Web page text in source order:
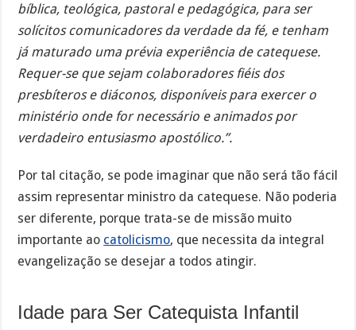
bíblica, teológica, pastoral e pedagógica, para ser
solícitos comunicadores da verdade da fé, e tenham
já maturado uma prévia experiência de catequese.
Requer-se que sejam colaboradores fiéis dos
presbíteros e diáconos, disponíveis para exercer o
ministério onde for necessário e animados por
verdadeiro entusiasmo apostólico.”.
Por tal citação, se pode imaginar que não será tão fácil
assim representar ministro da catequese. Não poderia
ser diferente, porque trata-se de missão muito
importante ao catolicismo, que necessita da integral
evangelização se desejar a todos atingir.
Idade para Ser Catequista Infantil